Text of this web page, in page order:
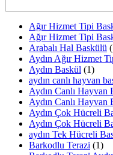
Ağır Hizmet Tipi
Ağır Hizmet Tipi
Arabalı Hal Baskülü
Aydın Ağır Hizmet
Aydın Baskül (1)
aydın canlı hayvan
Aydın Canlı Hayvan
Aydın Canlı Hayvan
Aydın Çok Hücreli
Aydın Çok Hücreli
aydın Tek Hücreli
Barkodlu Terazi (1)